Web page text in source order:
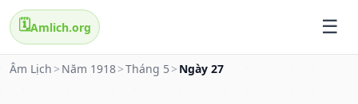
🗓️Amlich.org
Âm Lịch > Năm 1918>Tháng 5 > Ngày 27